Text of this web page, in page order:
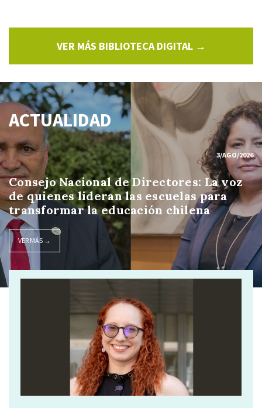
VER MÁS BIBLIOTECA DIGITAL →
ACTUALIDAD
3/AGO/2026
Consejo Nacional de Directores: La voz
de quienes lideran las escuelas para
transformar la educación chilena
VER MÁS →